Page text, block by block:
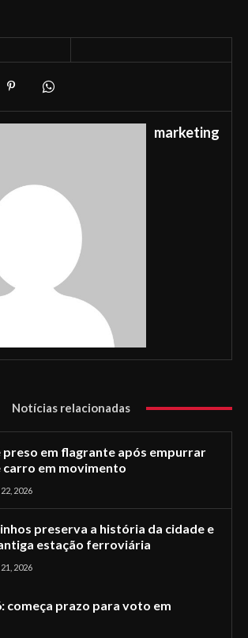
marketing
Notícias relacionadas
preso em flagrante após empurrar
carro em movimento
2026
preserva a história da cidade e
estação ferroviária
2026
começa prazo para voto em